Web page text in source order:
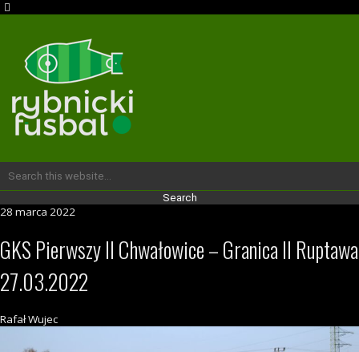
28 marca 2022
GKS Pierwszy II Chwałowice – Granica II Ruptawa
27.03.2022
Rafał Wujec